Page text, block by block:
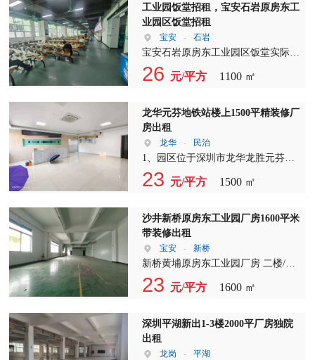
工业园饭堂招租，宝安石岩原房东工
业园区饭堂招租
宝安 - 石岩
宝安石岩原房东工业园区饭堂实际面
积1100平招租，园区建筑面积17万多
方，园区现有员工人数3000多，带便
堂运营经验者勿扰
26 元/平方 1100 ㎡
龙华元芬地铁站楼上1500平精装修厂
房出租
龙华 - 民治
1、园区位于深圳市龙华龙胜元芬地
铁站附近，园区紧邻主干道，门口有
公交车站，交通便利位置佳，大型成
旺好招工， 2、楼上1500平，原房
东，带装修，带前台、办公室等，水
电齐全，适合各种加工、办公、电商
仓储、贸易、公司总部、研发、教育
等其他行业 3、随时可看房，价格好
谈，园区形象佳空地大，停车位充
23 元/平方 1500 ㎡
沙井新桥原房东工业园厂房1600平米
带装修出租
宝安 - 新桥
新桥黄埔原房东工业园厂房 二楼/面
积：1600平米 配电：200KVA 合同
期：3～5年 【消防】主体消防 【类
室，2楼3楼500KG/平米? 【电梯】2
吨货梯1台。? 【宿舍】园区有配套宿
舍，按需租赁。? 【高速】距京港澳
23 元/平方 1600 ㎡
深圳平湖新出1-3楼2000平厂房独院
出租
龙岗 - 平湖